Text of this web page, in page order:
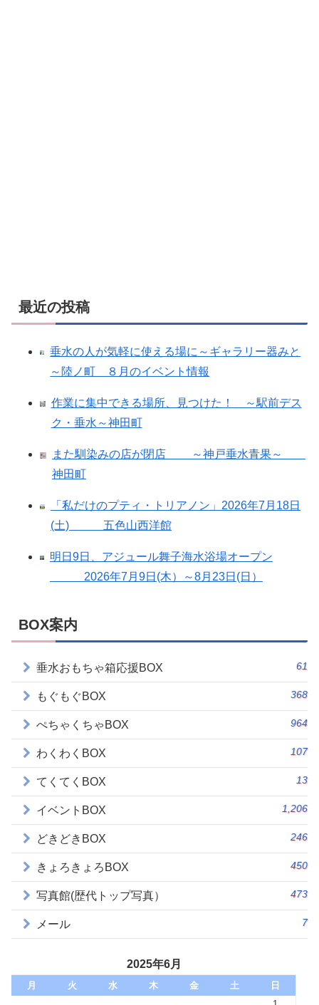
最近の投稿
垂水の人が気軽に使える場に～ギャラリー器みと
～陸ノ町 ８月のイベント情報
作業に集中できる場所、見つけた！ ～駅前デス
ク・垂水～神田町
また馴染みの店が閉店 ～神戸垂水青果～
神田町
「私だけのプティ・トリアノン」2026年7月18日
(土) 五色山西洋館
明日9日、アジュール舞子海水浴場オープン
2026年7月9日(木）～8月23日(日）
BOX案内
垂水おもちゃ箱応援BOX 61
もぐもぐBOX 368
ぺちゃくちゃBOX 964
わくわくBOX 107
てくてくBOX 13
イベントBOX 1,206
どきどきBOX 246
きょろきょろBOX 450
写真館(歴代トップ写真） 473
メール 7
2025年6月
月 火 水 木 金 土
日